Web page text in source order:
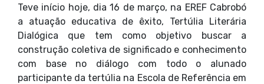
Teve início hoje, dia 16 de março, na EREF Cabrobó
a atuação educativa de êxito, Tertúlia Literária
Dialógica que tem como objetivo buscar a
construção coletiva de significado e conhecimento
com base no diálogo com todo o alunado
participante da tertúlia na Escola de Referência em